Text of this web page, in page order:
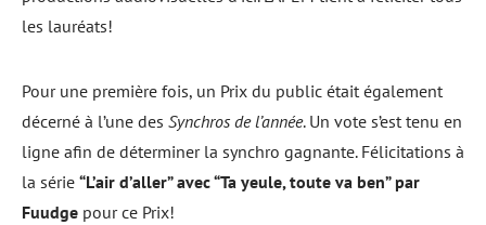
les lauréats!
Pour une première fois, un Prix du public était également
décerné à l’une des Synchros de l’année. Un vote s’est tenu en
ligne afin de déterminer la synchro gagnante. Félicitations à
la série “L’air d’aller” avec “Ta yeule, toute va ben” par
Fuudge pour ce Prix!